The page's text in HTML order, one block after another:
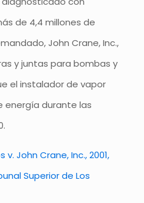
de 4,4 millones de
John Crane, Inc.,
y juntas para bombas y
el instalador de vapor
energía durante las
John Crane, Inc., 2001,
Superior de Los